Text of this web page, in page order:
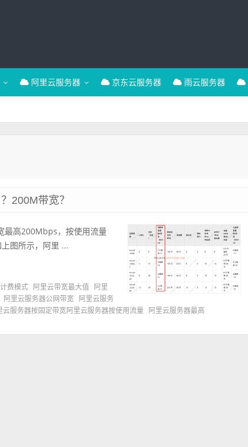
阿里云服务器 京东云服务器 雨云服务器
200M带宽？
最高200Mbps，按使用流量
图所示，阿里 ...
费模式 阿里云带宽最大值
阿里
阿里云服务器公网带宽
阿里云服务
云服务器按固定带宽阿里云服务器按使用流量 阿里云服务器最高